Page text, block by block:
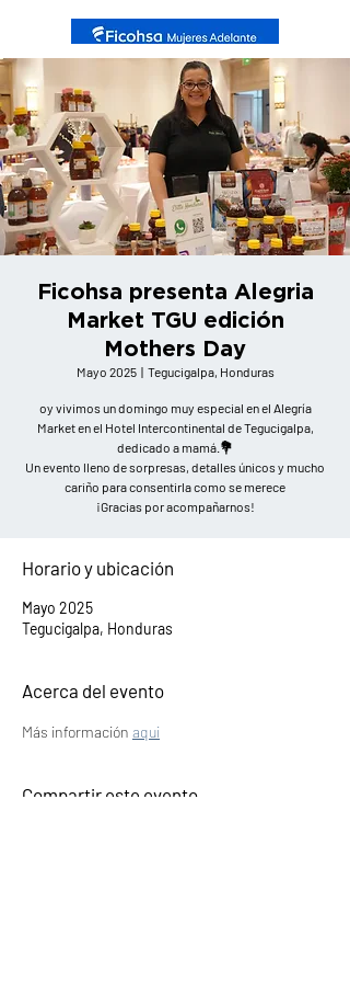
Ficohsa presenta Alegria
Market TGU edición
Mothers Day
Mayo 2025
  |
Tegucigalpa, Honduras
oy vivimos un domingo muy especial en el Alegría
Market en el Hotel Intercontinental de Tegucigalpa,
dedicado a mamá.💐
Un evento lleno de sorpresas, detalles únicos y mucho
cariño para consentirla como se merece
¡Gracias por acompañarnos!
Horario y ubicación
Mayo 2025
Tegucigalpa, Honduras
Acerca del evento
Más información aqui
Compartir este evento